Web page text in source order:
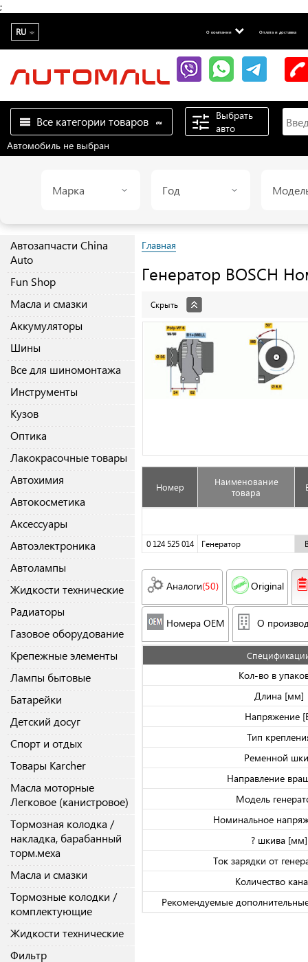
;
RU О компании Оплата и доставка
Все категории товаров
Выбрать
авто
Автомобиль не выбран
Марка Год
Автозапчасти China
Auto
Fun Shop
Масла и смазки
Аккумуляторы
Шины
Все для шиномонтажа
Инструменты
Кузов
Оптика
Лакокрасочные товары
Автохимия
Автокосметика
Аксессуары
Автоэлектроника
Автолампы
Жидкости технические
Радиаторы
Газовое оборудование
Крепежные элементы
Лампы бытовые
Батарейки
Детский досуг
Спорт и отдых
Товары Karcher
Масла моторные
Легковое (канистровое)
Тормозная колодка /
накладка, барабанный
торм.меха
Масла и смазки
Тормозные колодки /
комплектующие
Жидкости технические
Фильтр
Главная
Генератор BOSCH
Скрыть
Номер
Наименование
товара
0 124 525 014 Генератор
Аналоги(50) Original
Номера OEM О
Кол-во в
Длина [мм]
Напряжение
Тип
Ременной
Направление
Модель
Номинальное
? шкива [мм]
Ток зарядки от
Количество
Рекомендуемые